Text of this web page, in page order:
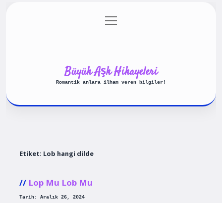
Gizlilik Politikası
menüyü
aç
Büyük Aşk Hikayeleri
Romantik anlara ilham veren bilgiler!
Etiket: Lob hangi dilde
Lop Mu Lob Mu
Tarih: Aralık 26, 2024